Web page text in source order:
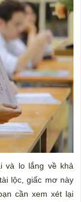
và lo lắng về khả
lộc, giấc mơ này
cần xem xét lại